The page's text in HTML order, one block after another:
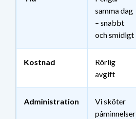
samma dag
– snabbt
och smidigt
Kostnad
Rörlig
avgift
Administration
Vi sköter
påminnelser